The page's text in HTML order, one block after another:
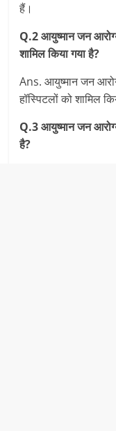
हैं।
Q.2 आयुष्‍मान जन
शामिल किया गया है?
Ans. आयुष्‍मान जन
हॉस्पिटलों को शामिल
Q.3 आयुष्‍मान जन
है?